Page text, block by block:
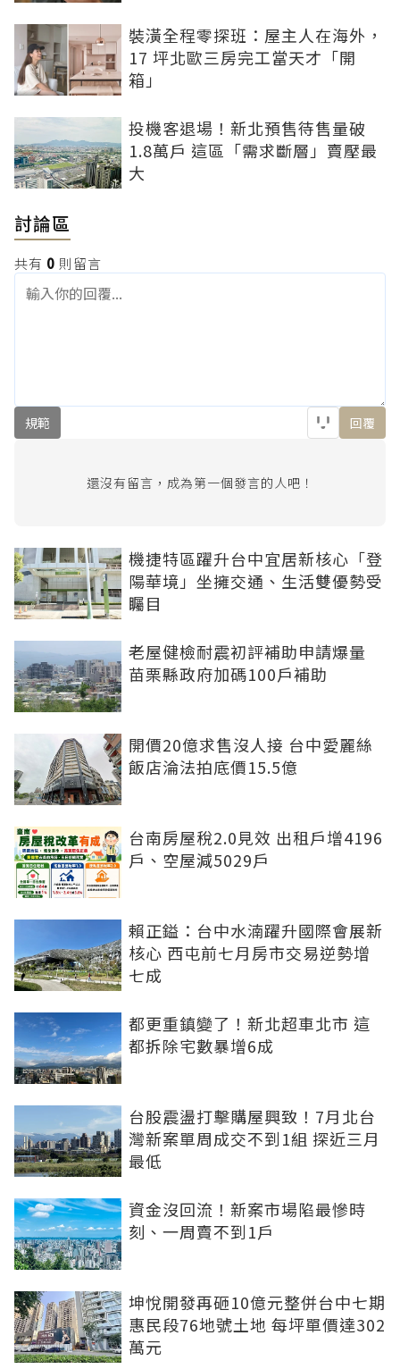
裝潢全程零探班：屋主人在海外，
17 坪北歐三房完工當天才「開
箱」
投機客退場！新北預售待售量破
1.8萬戶 這區「需求斷層」賣壓最
大
討論區
共有 0 則留言
規範 回覆
還沒有留言，成為第一個發言的人吧！
機捷特區躍升台中宜居新核心「登
陽華境」坐擁交通、生活雙優勢受
矚目
老屋健檢耐震初評補助申請爆量
苗栗縣政府加碼100戶補助
開價20億求售沒人接 台中愛麗絲
飯店淪法拍底價15.5億
台南房屋稅2.0見效 出租戶增4196
戶、空屋減5029戶
賴正鎰：台中水湳躍升國際會展新
核心 西屯前七月房市交易逆勢增
七成
都更重鎮變了！新北超車北市 這
都拆除宅數暴增6成
台股震盪打擊購屋興致！7月北台
灣新案單周成交不到1組 探近三月
最低
資金沒回流！新案市場陷最慘時
刻、一周賣不到1戶
坤悅開發再砸10億元整併台中七期
惠民段76地號土地 每坪單價達302
萬元